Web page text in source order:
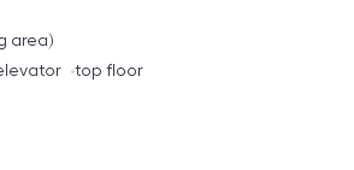
area
top floor